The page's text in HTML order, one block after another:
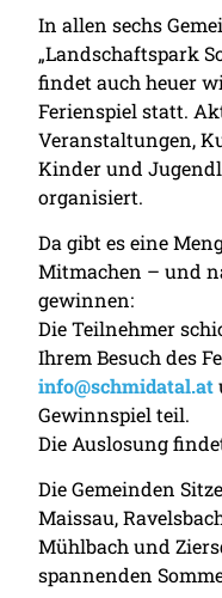
In allen sechs
„Landschaftspark
findet auch heuer
Ferienspiel statt.
Veranstaltungen,
Kinder und
organisiert.
Da gibt es eine
Mitmachen – und
gewinnen:
Die Teilnehmer
Ihrem Besuch des
info@schmidatal.at
Gewinnspiel teil.
Die Auslosung
Die Gemeinden
Maissau,
Mühlbach und
spannenden